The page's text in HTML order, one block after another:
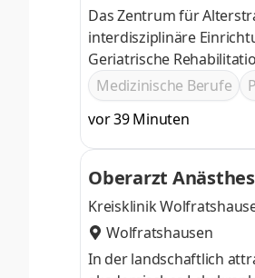
Das Zentrum für
interdisziplinäre
Geriatrische
spannt sich unser
Menschen., Sie streben
zweiten Jahr der
Medizinische Berufe
vor 39 Minuten
Oberarzt
Kreisklinik
Wolfratshausen
In der landschaftlich